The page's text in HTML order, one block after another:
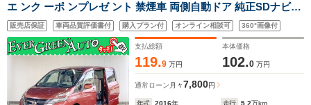
エ ンク ーポ ンプレゼ ント 禁煙車 両側自動ドア 純正SDナビ
LEDライト 純正16インチAW バックカメラ クルコン ETC イン
テリキー プッシュスタート 横滑り防止装置 オートライト
販売店保証 車両品質評価書付 購入プラン付 オンライン相談可 360°画像付
支払総額
119.9 万円
本体価格
102.0 万円
通常ローン 月々7,800円
年式 2016年 走行 5.2万km